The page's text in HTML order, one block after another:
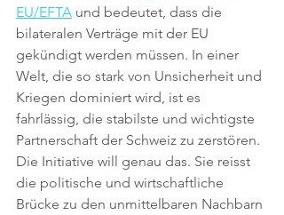
EU/EFTA und bedeutet, dass die
bilateralen Verträge mit der EU
gekündigt werden müssen. In einer
Welt, die so stark von Unsicherheit und
Kriegen dominiert wird, ist es
fahrlässig, die stabilste und wichtigste
Partnerschaft der Schweiz zu zerstören.
Die Initiative will genau das. Sie reisst
die politische und wirtschaftliche
Brücke zu den unmittelbaren Nachbarn